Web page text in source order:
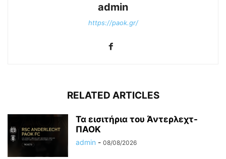
admin
https://paok.gr/
RELATED ARTICLES
Τα εισιτήρια του Άντερλεχτ-
ΠΑΟΚ
admin - 08/08/2026